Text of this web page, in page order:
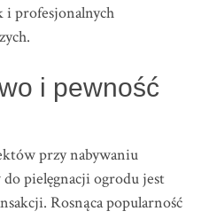
i profesjonalnych
i pewność
przy nabywaniu
pielęgnacji ogrodu jest
Rosnąca popularność